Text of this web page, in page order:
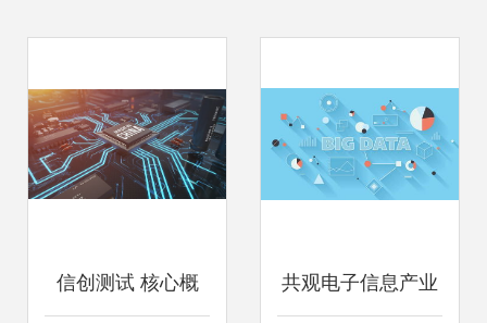
信创测试 核心概 共观电子信息产业